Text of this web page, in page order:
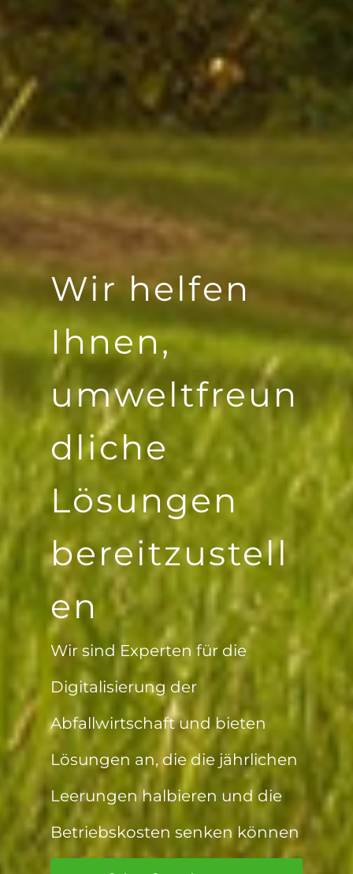
Neugierig,
was wir
machen?
Informieren Sie sich hier über
die neuesten Nachrichten zu
unserem Unternehmen,
unseren Produkten,
Dienstleistungen und der
Branche im Allgemeinen